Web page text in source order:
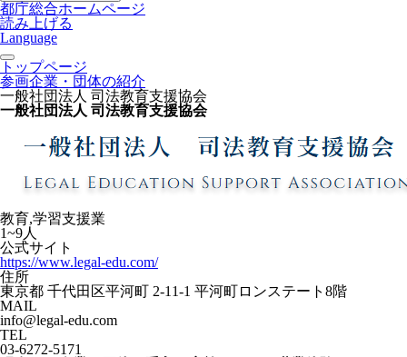
都庁総合ホームページ
読み上げる
Language
トップページ
参画企業・団体の紹介
一般社団法人 司法教育支援協会
一般社団法人 司法教育支援協会
教育,学習支援業
1~9人
公式サイト
https://www.legal-edu.com/
住所
東京都 千代田区平河町 2-11-1 平河町ロンステート8階
MAIL
info@legal-edu.com
TEL
03-6272-5171